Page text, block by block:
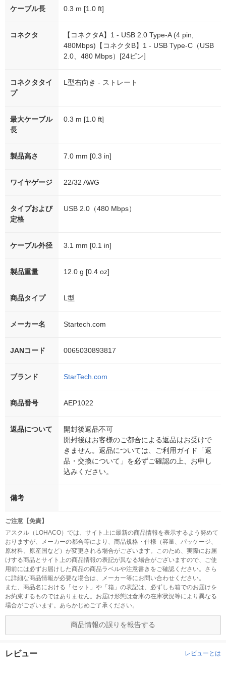
ケーブル長 0.3 m [1.0 ft]
コネクタ
【コネクタA】1 - USB 2.0 Type-A (4 pin,
480Mbps)【コネクタB】1 - USB Type-C（USB
2.0、480 Mbps）[24ピン]
コネクタタイ
プ
L型右向き - ストレート
最大ケーブル
長
0.3 m [1.0 ft]
製品高さ 7.0 mm [0.3 in]
ワイヤゲージ 22/32 AWG
タイプおよび
定格
USB 2.0（480 Mbps）
ケーブル外径 3.1 mm [0.1 in]
製品重量 12.0 g [0.4 oz]
商品タイプ L型
メーカー名 Startech.com
JANコード 0065030893817
ブランド StarTech.com
商品番号 AEP1022
返品について
開封後返品不可
開封後はお客様のご都合による返品はお受けで
きません。返品については、ご利用ガイド「返
品・交換について」を必ずご確認の上、お申し
込みください。
備考
ご注意【免責】
アスクル（LOHACO）では、サイト上に最新の商品情報を表示するよう努めて
おりますが、メーカーの都合等により、商品規格・仕様（容量、パッケージ、
原材料、原産国など）が変更される場合がございます。このため、実際にお届
けする商品とサイト上の商品情報の表記が異なる場合がございますので、ご使
用前には必ずお届けした商品の商品ラベルや注意書きをご確認ください。さら
に詳細な商品情報が必要な場合は、メーカー等にお問い合わせください。
また、商品名における「セット」や「箱」の表記は、必ずしも箱でのお届けを
お約束するものではありません。お届け形態は倉庫の在庫状況等により異なる
場合がございます。あらかじめご了承ください。
商品情報の誤りを報告する
レビュー レビューとは